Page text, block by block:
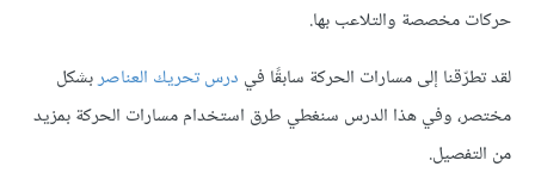
حركات مخصصة والتلاعب بها.
لقد تطرّقنا إلى مسارات الحركة سابقًا في درس تحريك العناصربشكل
مختصر، وفي هذا الدرس سنغطي طرق استخدام مسارات الحركة بمزيد
من التفصيل.